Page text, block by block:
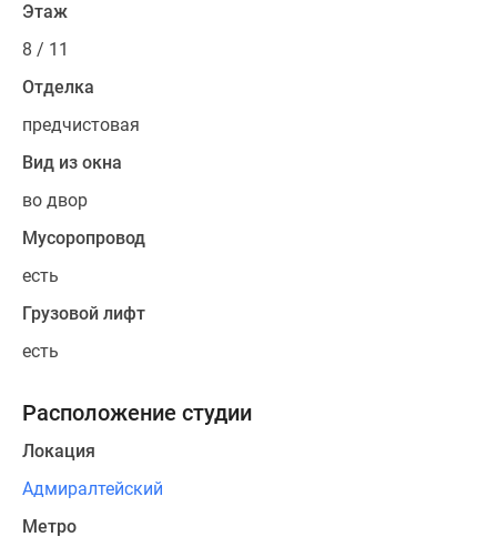
Этаж
8 / 11
Отделка
предчистовая
Вид из окна
во двор
Мусоропровод
есть
Грузовой лифт
есть
Расположение студии
Локация
Адмиралтейский
Метро